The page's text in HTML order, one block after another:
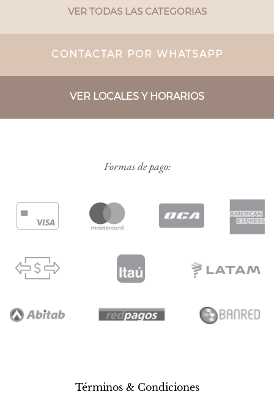
VER TODAS LAS CATEGORIAS
CONTACTAR POR WHATSAPP
VER LOCALES Y HORARIOS
Formas de pago:
Términos & Condiciones